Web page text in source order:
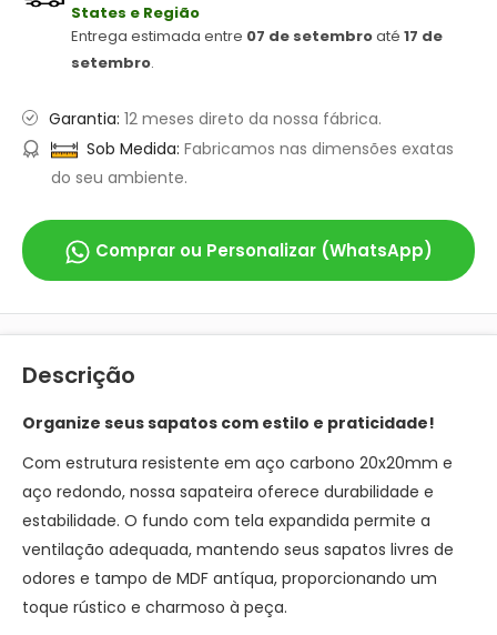
States e Região
Entrega estimada entre 07 de setembroaté 17 de
setembro.
Garantia: 12 meses direto da nossa fábrica.
Sob Medida: Fabricamos nas dimensões exatas
do seu ambiente.
Comprar ou Personalizar (WhatsApp)
Descrição
Organize seus sapatos com estilo e praticidade!
Com estrutura resistente em aço carbono 20x20mm e
aço redondo, nossa sapateira oferece durabilidade e
estabilidade. O fundo com tela expandida permite a
ventilação adequada, mantendo seus sapatos livres de
odores e tampo de MDF antíqua, proporcionando um
toque rústico e charmoso à peça.